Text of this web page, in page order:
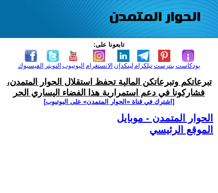
تابعونا على:
الفيسبوك التويتر اليوتيوب الانستغرام لينكدإن تيلكرامبنترست بودكاست
تبرعاتكم وتبرعاتكن المالية تحفظ استقلال الحوار المتمدن،
فشاركونا في دعم استمرارية هذا الفضاء اليساري الحر
[اشترك في قناة ‫«الحوار المتمدن» على اليوتيوب]
الحوار المتمدن - موبايل
الموقع الرئيسي